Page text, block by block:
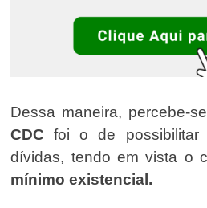
Dessa maneira, percebe-
CDC foi o de possibilitar
dívidas, tendo em vista o
mínimo existencial.